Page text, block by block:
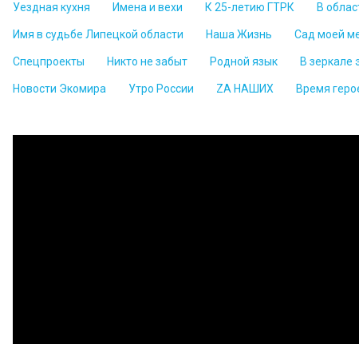
Уездная кухня Имена и вехи К 25-летию ГТРК В
Имя в судьбе Липецкой области Наша Жизнь Сад моей
Спецпроекты Никто не забыт Родной язык В зеркале
Новости Экомира Утро России ZА НАШИХ Время